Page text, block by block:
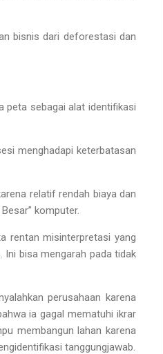
bisnis dari deforestasi dan
peta sebagai alat identifikasi
menghadapi keterbatasan
relatif rendah biaya dan
komputer.
rentan misinterpretasi yang
. Ini bisa mengarah pada tidak
perusahaan karena
ia gagal mematuhi ikrar
membangun lahan karena
tanggungjawab.